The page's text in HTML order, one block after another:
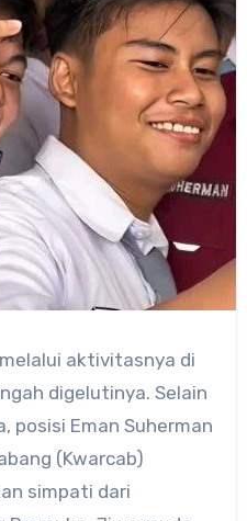
aktivitasnya di
digelutinya. Selain
posisi Eman Suherman
(Kwarcab)
simpati dari